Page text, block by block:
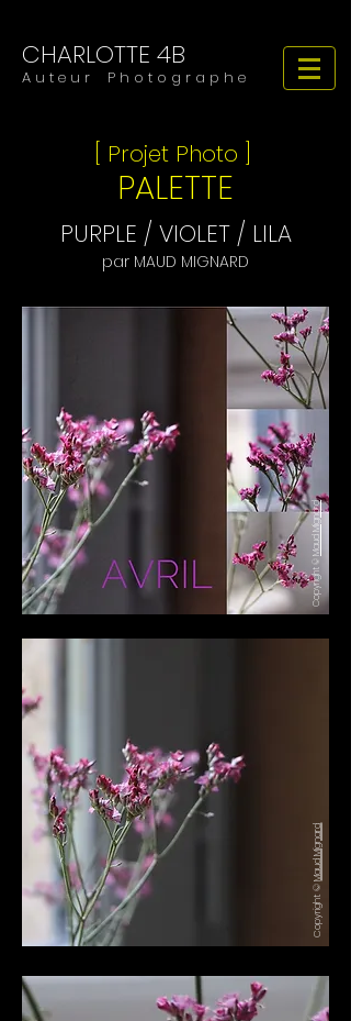
CHARLOTTE 4B
​​​A u t e u r P h o t o g r a p h e
[ Projet Photo ]
PALETTE
PURPLE / VIOLET / LILA
par MAUD MIGNARD
Copyright ©
Maud Mignard
Copyright ©
Maud Mignard